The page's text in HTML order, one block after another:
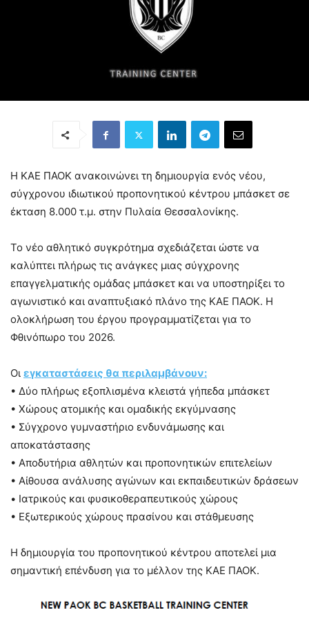
Η ΚΑΕ ΠΑΟΚ ανακοινώνει τη δημιουργία ενός νέου,
σύγχρονου ιδιωτικού προπονητικού κέντρου μπάσκετ σε
έκταση 8.000 τ.μ. στην Πυλαία Θεσσαλονίκης.
Το νέο αθλητικό συγκρότημα σχεδιάζεται ώστε να
καλύπτει πλήρως τις ανάγκες μιας σύγχρονης
επαγγελματικής ομάδας μπάσκετ και να υποστηρίξει το
αγωνιστικό και αναπτυξιακό πλάνο της ΚΑΕ ΠΑΟΚ. Η
ολοκλήρωση του έργου προγραμματίζεται για το
Φθινόπωρο του 2026.
Οι εγκαταστάσεις θα περιλαμβάνουν:
• Δύο πλήρως εξοπλισμένα κλειστά γήπεδα μπάσκετ
• Χώρους ατομικής και ομαδικής εκγύμνασης
• Σύγχρονο γυμναστήριο ενδυνάμωσης και
αποκατάστασης
• Αποδυτήρια αθλητών και προπονητικών επιτελείων
• Αίθουσα ανάλυσης αγώνων και εκπαιδευτικών δράσεων
• Ιατρικούς και φυσικοθεραπευτικούς χώρους
• Εξωτερικούς χώρους πρασίνου και στάθμευσης
Η δημιουργία του προπονητικού κέντρου αποτελεί μια
σημαντική επένδυση για το μέλλον της ΚΑΕ ΠΑΟΚ.